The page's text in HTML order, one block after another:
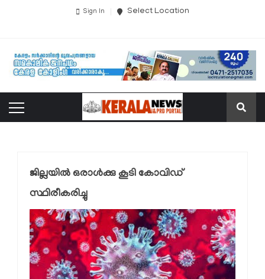
Sign In Select Location
ജില്ലയില്‍ ഒരാള്‍ക്കു കൂടി കോവിഡ്
സ്ഥിരീകരിച്ചു